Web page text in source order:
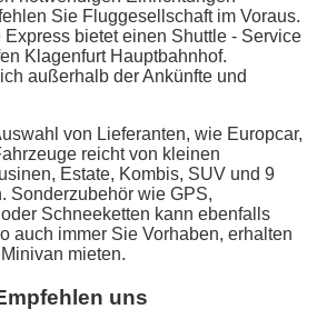
Sie Fluggesellschaft im Voraus.
bietet einen Shuttle - Service
Klagenfurt Hauptbahnhof.
außerhalb der Ankünfte und
von Lieferanten, wie Europcar,
reicht von kleinen
Estate, Kombis, SUV und 9
Sonderzubehör wie GPS,
Schneeketten kann ebenfalls
auch immer Sie Vorhaben, erhalten
mieten.
uns